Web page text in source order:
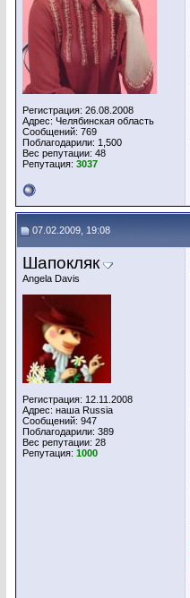
Регистрация: 26.08.2008
Адрес: Челябинская область
Сообщений: 769
Поблагодарили: 1,500
Вес репутации: 48
Репутация: 3037
07.02.2009, 19:08
Шапокляк
Angela Davis
Регистрация: 12.11.2008
Адрес: наша Russia
Сообщений: 947
Поблагодарили: 389
Вес репутации: 28
Репутация: 1000